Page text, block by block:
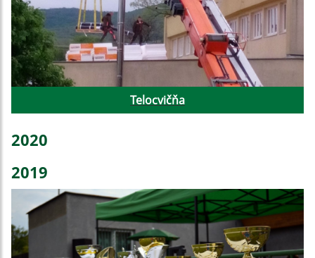
Telocvičňa
2020
2019